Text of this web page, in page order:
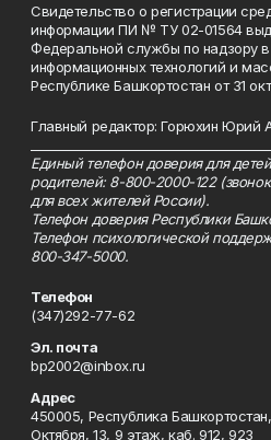
Свидетельство о регистрации
информации ПИ № ТУ 02-01564
Федеральной службы по надзору
информационных технологий и
Республике Башкортостан от 31
Главный редактор: Горюхин Юрий
Единый телефон доверия для
родителей: 8-800-2000-122
для всех жителей России).
Телефон доверия Республики
Телефон психологической
800-347-5000.
Телефон
(347)292-77-62
Эл. почта
bp2002@inbox.ru
Адрес
450005, Республика
Октября, 13, 9 этаж, каб. 912, 923